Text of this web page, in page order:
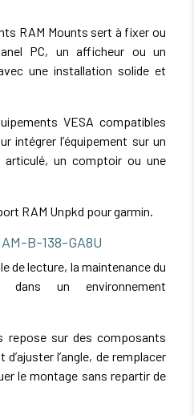
RAM Mounts sert à fixer ou
PC, un afficheur ou un
une installation solide et
VESA compatibles
intégrer l’équipement sur un
un comptoir ou une
RAM Unpkd pour garmin.
B-138-GA8U
de lecture, la maintenance du
dans un environnement
repose sur des composants
l’angle, de remplacer
le montage sans repartir de